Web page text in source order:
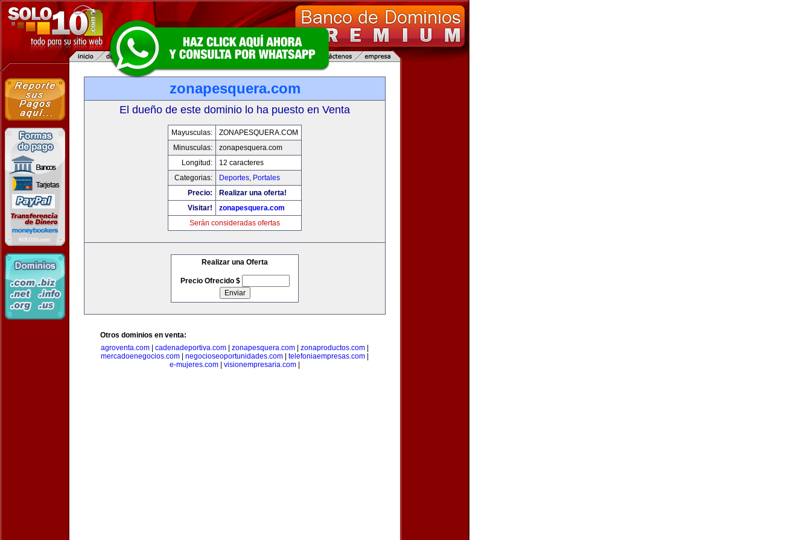
zonapesquera.com
El dueño de este dominio lo ha puesto en Venta
Mayusculas:
ZONAPESQUERA.COM
Minusculas:
zonapesquera.com
Longitud:
12 caracteres
Categorias:
Deportes, Portales
Precio:
Realizar una oferta!
Visitar!
zonapesquera.com
Serán consideradas ofertas
Realizar una Oferta
Precio Ofrecido $
Otros dominios en venta:
agroventa.com
cadenadeportiva.com zonapesquera.com zonaproductos.com
mercadoenegocios.com
negocioseoportunidades.com telefoniaempresas.com
e-mujeres.com
visionempresaria.com